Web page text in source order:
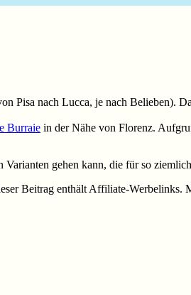
Pisa nach Lucca, je nach Belieben).
Burraie in der Nähe von Florenz.
gehen kann, die für so
Beitrag enthält Affiliate-Werbelinks.